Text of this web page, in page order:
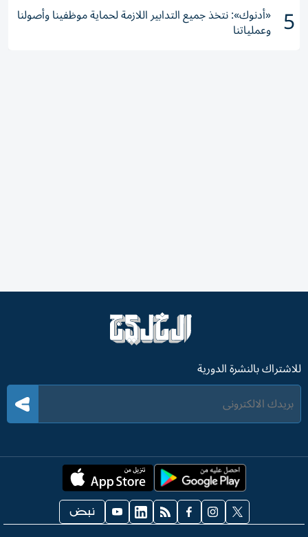
5 «أدنوك»: نتخذ جميع التدابير اللازمة لحماية موظفينا وأصولنا
وعملياتنا
للاشتراك بالنشرة الدورية